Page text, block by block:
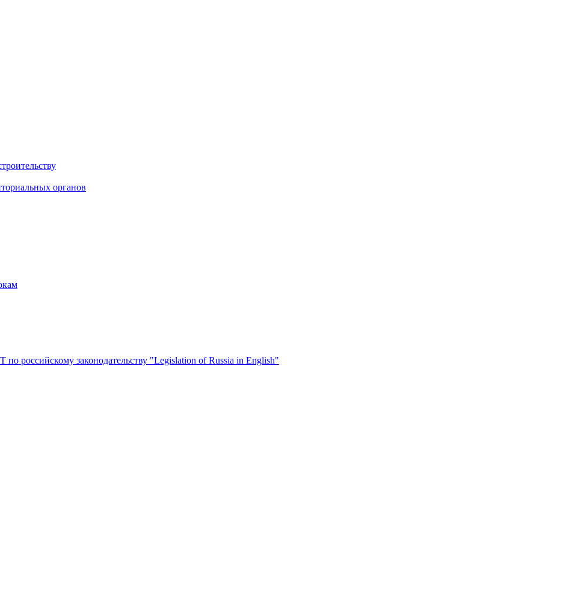
органов
российскому законодательству "Legislation of Russia in English"